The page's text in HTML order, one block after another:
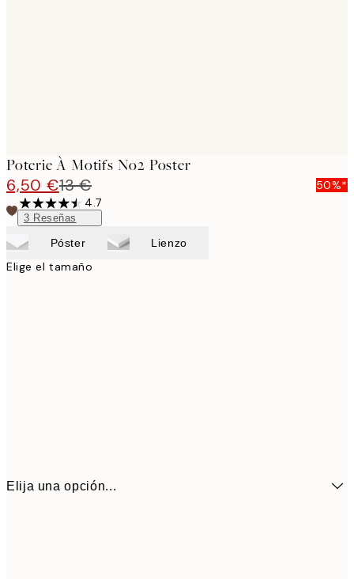
Poterie À Motifs No2 Poster
6,50 €13 €
50%*
4.7
3 Reseñas
Póster Lienzo
Elige el tamaño
Elija una opción...